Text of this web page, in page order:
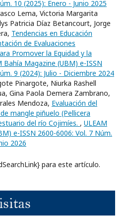
10 (2025): Enero - Junio 2025
Lema, Victoria Margarita
Patricia Díaz Betancourt, Jorge
Tendencias en Educación
de Evaluaciones
Promover la Equidad y la
Bahía Magazine (UBM) e-ISSN
9 (2024): Julio - Diciembre 2024
Pinargote, Niurka Rashell
Gina Paola Demera Zambrano,
Mendoza, Evaluación del
mangle piñuelo (Pellicera
del río Cojimíes. , ULEAM
e-ISSN 2600-6006: Vol. 7 Núm.
2026
para este artículo.